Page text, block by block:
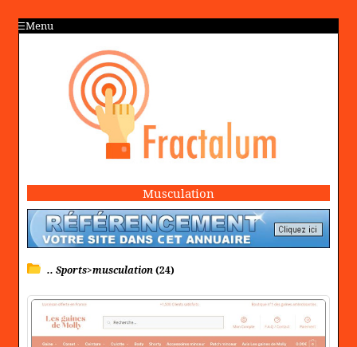
Menu
Musculation
.. Sports>musculation(24)